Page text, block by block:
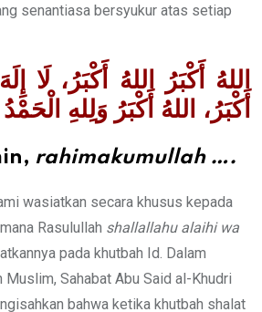
senantiasa bersyukur atas setiap
اللهُ أَكْبَرُ اللهُ أَكْبَرُ، لَا
أَكْبَرُ، اللهُ أَكْبَرُ وَلِلهِ الْحَمْدُ
rahimakumullah ….
wasiatkan secara khusus kepada
Rasulullah shallallahu alaihi wa
pada khutbah Id. Dalam
Muslim, Sahabat Abu Said al-Khudri
bahwa ketika khutbah shalat